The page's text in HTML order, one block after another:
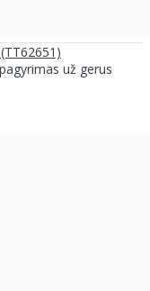
už gerus